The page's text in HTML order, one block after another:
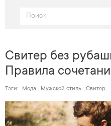
Свитер без
Правила
Тэги: Мода , Мужской стиль , Свитер